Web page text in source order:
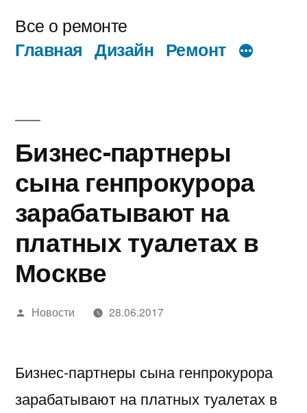
содержимому
Все о ремонте
Главная Дизайн Ремонт
Бизнес-партнеры
сына генпрокурора
зарабатывают на
платных туалетах в
Москве
Написано
Новости 28.06.2017
Бизнес-партнеры сына генпрокурора
зарабатывают на платных туалетах в